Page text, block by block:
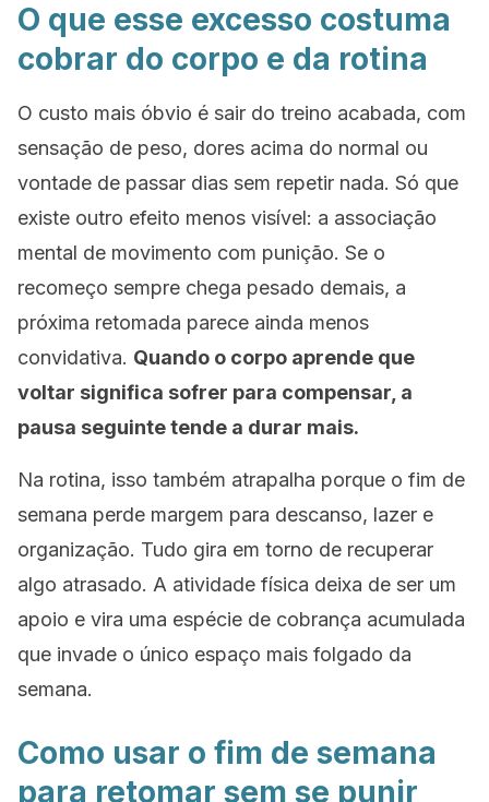
O que esse excesso costuma
cobrar do corpo e da rotina
O custo mais óbvio é sair do treino acabada, com
sensação de peso, dores acima do normal ou
vontade de passar dias sem repetir nada. Só que
existe outro efeito menos visível: a associação
mental de movimento com punição. Se o
recomeço sempre chega pesado demais, a
próxima retomada parece ainda menos
convidativa. Quando o corpo aprende que
voltar significa sofrer para compensar, a
pausa seguinte tende a durar mais.
Na rotina, isso também atrapalha porque o fim de
semana perde margem para descanso, lazer e
organização. Tudo gira em torno de recuperar
algo atrasado. A atividade física deixa de ser um
apoio e vira uma espécie de cobrança acumulada
que invade o único espaço mais folgado da
semana.
Como usar o fim de semana
para retomar sem se punir